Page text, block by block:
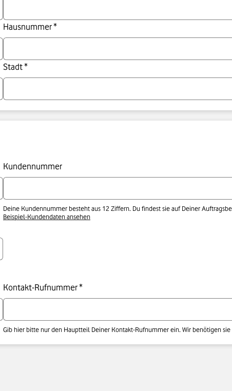
Hausnummer *
Stadt *
Kundennummer
Deine Kundennummer besteht aus 12 Ziffern. Du findest sie auf Deiner
Beispiel-Kundendaten ansehen
Kontakt-Rufnummer *
Gib hier bitte nur den Hauptteil Deiner Kontakt-Rufnummer ein. Wir benötigen